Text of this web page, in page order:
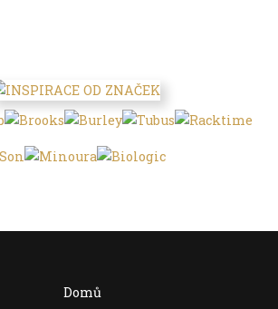
Domů